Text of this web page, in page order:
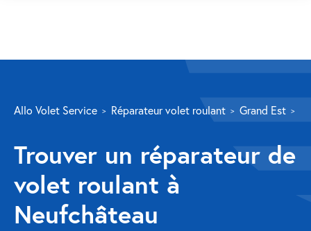
Volet roulant
Réparation
Volet roulant Velux
Au-delà de la fenêtre
Allo Volet Service Réparateur volet roulant Grand Est
Trouver un réparateur de
volet roulant à
Neufchâteau